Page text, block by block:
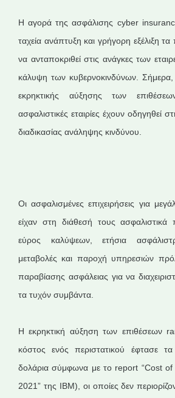
Η αγορά της ασφάλισης cyber
ταχεία ανάπτυξη και γρήγορη εξέλιξη
να ανταποκριθεί στις ανάγκες των
κάλυψη των κυβερνοκινδύνων.
εκρηκτικής αύξησης των
ασφαλιστικές εταιρίες έχουν οδηγηθεί
διαδικασίας ανάληψης κινδύνου.
Οι ασφαλισμένες επιχειρήσεις για
είχαν στη διάθεσή τους ασφαλιστικά
εύρος καλύψεων, ετήσια
μεταβολές και παροχή υπηρεσιών
παραβίασης ασφάλειας για να
τα τυχόν συμβάντα.
H εκρηκτική αύξηση των επιθέσεων
κόστος ενός περιστατικού έφτασε
δολάρια σύμφωνα με τo report “Cost
2021” της IBM), οι οποίες δεν